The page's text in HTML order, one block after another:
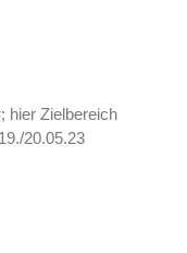
hier Zielbereich
20.05.23